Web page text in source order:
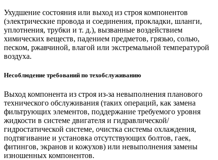
Ухудшение состояния или выход из строя компонентов
(электрические провода и соединения, прокладки, шланги,
уплотнения, трубки и т. д.), вызванные воздействием
химических веществ, падением предметов, грязью, солью,
песком, ржавчиной, влагой или экстремальной температурой
воздуха.
Несоблюдение требований по техобслуживанию
Выход компонента из строя из-за невыполнения планового
технического обслуживания (таких операций, как замена
фильтрующих элементов, поддержание требуемого уровня
жидкости в системе двигателя и гидравлической/
гидростатической системе, очистка системы охлаждения,
подтягивание и установка отсутствующих болтов, гаек,
фитингов, экранов и кожухов) или невыполнения замены
изношенных компонентов.